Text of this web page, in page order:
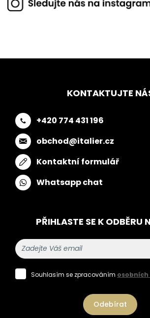
KONTAKTUJTE
+420 774 431 196
obchod@italier.cz
Kontaktní formulář
Whatsapp chat
PŘIHLASTE SE K ODBĚRU
Souhlasím se zpracováním osobních
Odebírat